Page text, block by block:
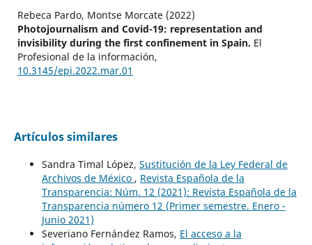
Rebeca Pardo, Montse Morcate (2022)
Photojournalism and Covid-19: representation and
invisibility during the first confinement in Spain. El
Profesional de la información,
10.3145/epi.2022.mar.01
Artículos similares
Sandra Timal López, Sustitución de la Ley Federal de
Archivos de México , Revista Española de la
Transparencia: Núm. 12 (2021): Revista Española de la
Transparencia número 12 (Primer semestre. Enero -
Junio 2021)
Severiano Fernández Ramos, El acceso a la